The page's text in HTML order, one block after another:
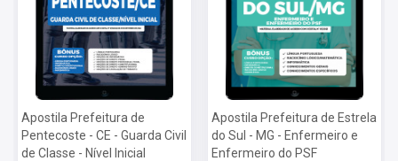
Apostila Prefeitura de
Pentecoste - CE - Guarda Civil
de Classe - Nível Inicial
Apostila Prefeitura de Estrela
do Sul - MG - Enfermeiro e
Enfermeiro do PSF